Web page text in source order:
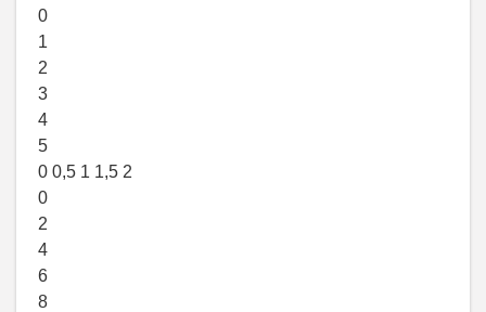
0
1
2
3
4
5
0 0,5 1 1,5 2
0
2
4
6
8